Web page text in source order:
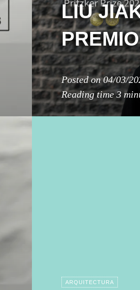
LIU
Posted on04/03/
Reading time3
ARQUITECTURA